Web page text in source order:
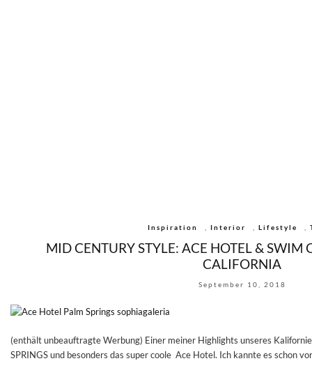
Inspiration Interior Lifestyle
MID CENTURY STYLE: ACE HOTEL & SWIM
CALIFORNIA
September 10, 2018
(enthält unbeauftragte Werbung) Einer meiner Highlights unseres
SPRINGS und besonders das super coole Ace Hotel. Ich kannte es schon